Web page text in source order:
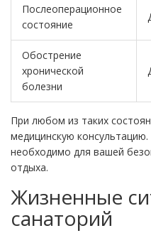
Послеоперационное
состояние
Обострение
хронической
болезни
При любом из таких
медицинскую
необходимо для вашей
отдыха.
Жизненные
санаторий